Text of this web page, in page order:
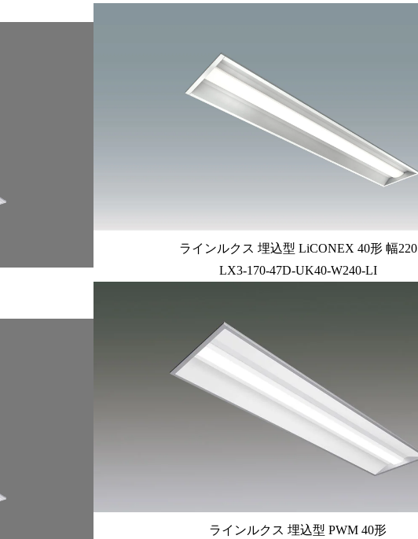
ラインルクス 埋込型 LiCONEX 40形 幅220
LX3-170-47D-UK40-W240-LI
ラインルクス 埋込型 PWM 40形